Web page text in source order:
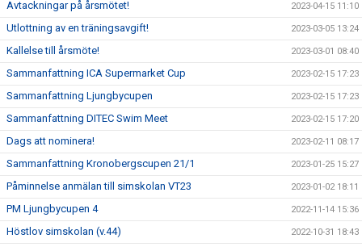
Avtackningar på årsmötet! 2023-04-15 11:10
Utlottning av en träningsavgift! 2023-03-05 13:24
Kallelse till årsmöte! 2023-03-01 08:40
Sammanfattning ICA Supermarket Cup 2023-02-15 17:23
Sammanfattning Ljungbycupen 2023-02-15 17:23
Sammanfattning DITEC Swim Meet 2023-02-15 17:20
Dags att nominera! 2023-02-11 08:17
Sammanfattning Kronobergscupen 21/1 2023-01-25 15:27
Påminnelse anmälan till simskolan VT23 2023-01-02 18:11
PM Ljungbycupen 4 2022-11-14 15:36
Höstlov simskolan (v.44) 2022-10-31 18:43